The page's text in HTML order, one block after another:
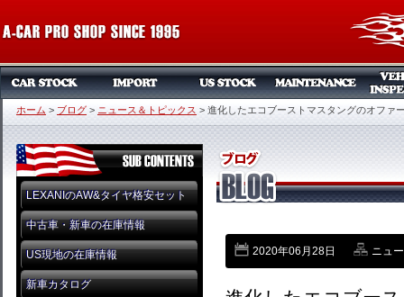
ホーム > ブログ > ニュース＆トピックス > 進化したエコブーストマスタングのオファ
LEXANIのAW&タイヤ格安セット
中古車・新車の在庫情報
US現地の在庫情報
新車カタログ
2020年06月28日 ニュ